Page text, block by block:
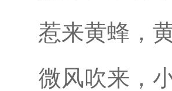
惹来黄蜂，
微风吹来，